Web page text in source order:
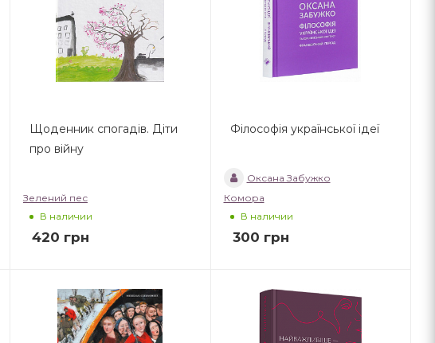
Щоденник спогадів. Діти
про війну
Зелений пес
В наличии
420 грн
Філософія української ідеї
Оксана Забужко
Комора
В наличии
300 грн